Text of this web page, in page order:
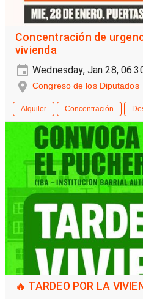
Concentración de
vivienda
Wednesday, Jan 28,
Congreso de los Diputados
Alquiler Concentración
🔥 TARDEO POR LA